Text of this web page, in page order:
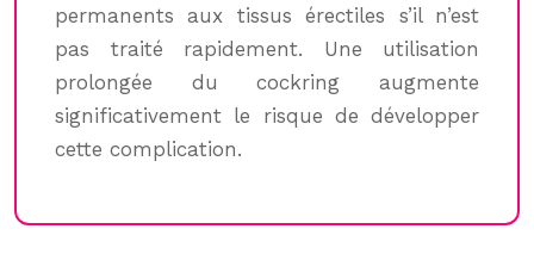
permanents aux tissus érectiles s’il n’est
pas traité rapidement. Une utilisation
prolongée du cockring augmente
significativement le risque de développer
cette complication.